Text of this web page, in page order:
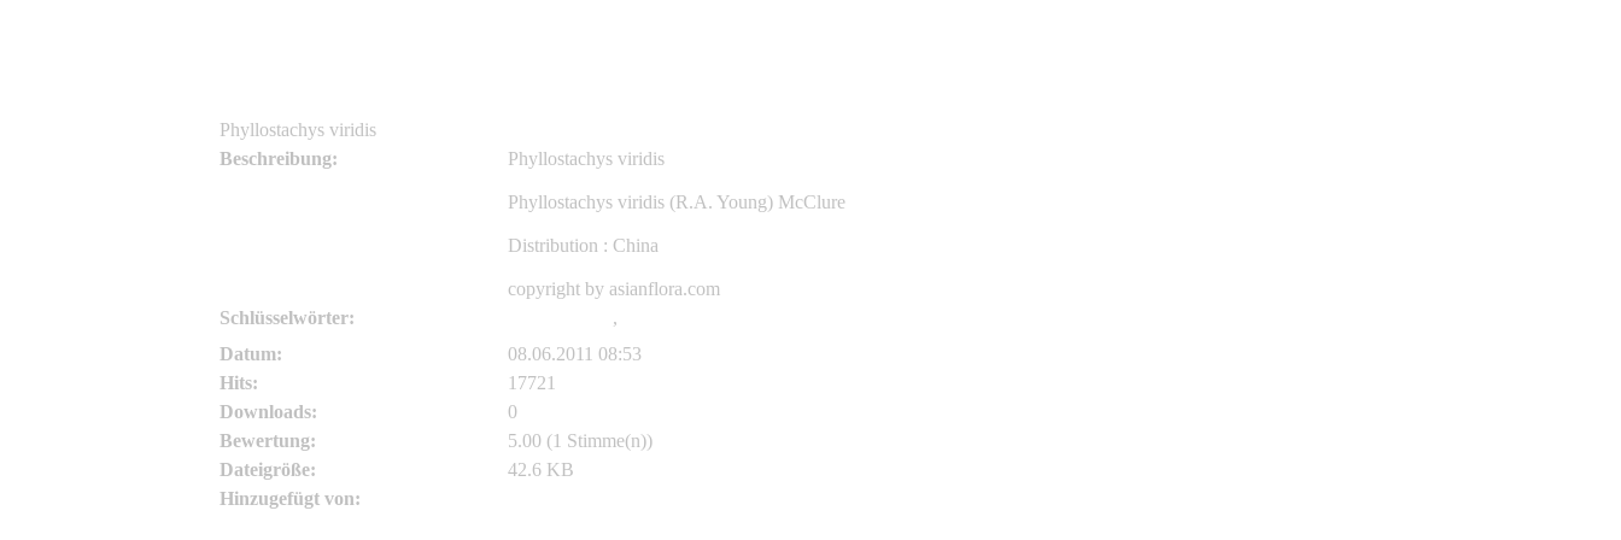
Phyllostachys viridis
Beschreibung:
Phyllostachys viridis
Phyllostachys viridis (R.A. Young) McClure
Distribution : China
copyright by asianflora.com
Schlüsselwörter:
,
Datum:
08.06.2011 08:53
Hits:
17721
Downloads:
0
Bewertung:
5.00 (1 Stimme(n))
Dateigröße:
42.6 KB
Hinzugefügt von: